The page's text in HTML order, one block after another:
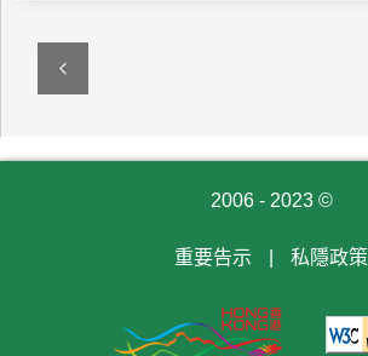
2006 - 2023 ©
重要告示 私隱政策